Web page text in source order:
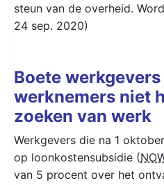
steun van de overheid.
24 sep. 2020)
Boete
werknemers niet
zoeken van werk
Werkgevers die na 1
op loonkostensubsidie (
van 5 procent over het